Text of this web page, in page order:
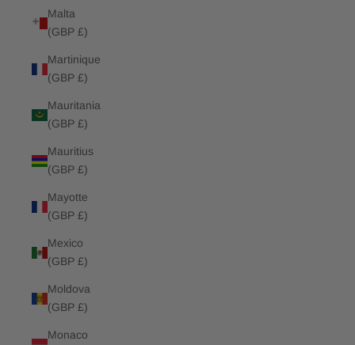
Malta
(GBP £)
Martinique
(GBP £)
Mauritania
(GBP £)
Mauritius
(GBP £)
Mayotte
(GBP £)
Mexico
(GBP £)
Moldova
(GBP £)
Monaco